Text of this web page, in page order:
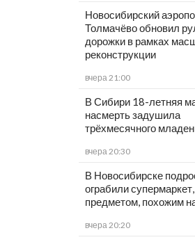
Новосибирский
Толмачёво обновил
дорожки в рамках
реконструкции
вчера 21:00
В Сибири 18-летняя
насмерть задушила
трёхмесячного
вчера 20:30
В Новосибирске
ограбили
предметом, похожим
вчера 20:20